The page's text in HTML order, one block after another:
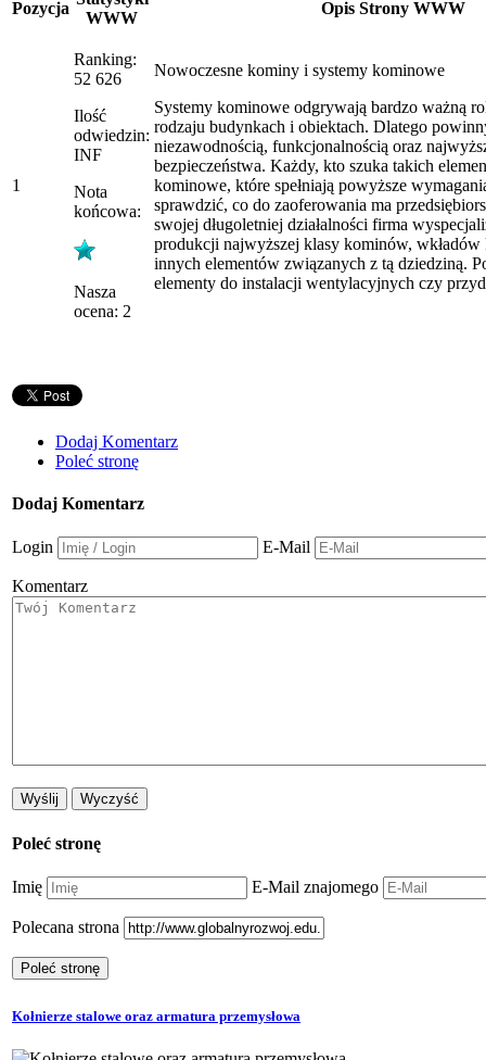
Pozycja
WWW
Opis Strony WWW
1
Ranking:
52 626
Ilość
odwiedzin:
INF
Nota
końcowa:
Nasza
ocena: 2
Nowoczesne kominy i systemy kominowe
Systemy kominowe odgrywają bardzo ważną
rodzaju budynkach i obiektach. Dlatego
niezawodnością, funkcjonalnością oraz
bezpieczeństwa. Każdy, kto szuka takich
kominowe, które spełniają powyższe
sprawdzić, co do zaoferowania ma
swojej długoletniej działalności firma
produkcji najwyższej klasy kominów,
innych elementów związanych z tą dziedziną.
elementy do instalacji wentylacyjnych czy
Dodaj Komentarz
Poleć stronę
Dodaj Komentarz
Login E-Mail
Komentarz
Poleć stronę
Imię E-Mail znajomego
Polecana strona
Kołnierze stalowe oraz armatura przemysłowa